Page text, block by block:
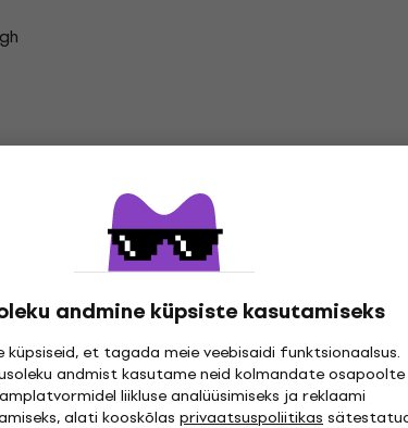
andmine küpsiste kasutamiseks
küpsiseid, et tagada meie veebisaidi funktsionaalsus.
andmist kasutame neid kolmandate osapoolte
liikluse analüüsimiseks ja reklaami
alati kooskõlas privaatsuspoliitikas